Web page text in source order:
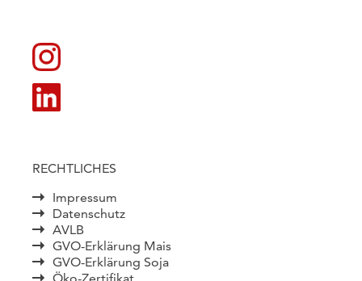
RECHTLICHES
Impressum
Datenschutz
AVLB
GVO-Erklärung Mais
GVO-Erklärung Soja